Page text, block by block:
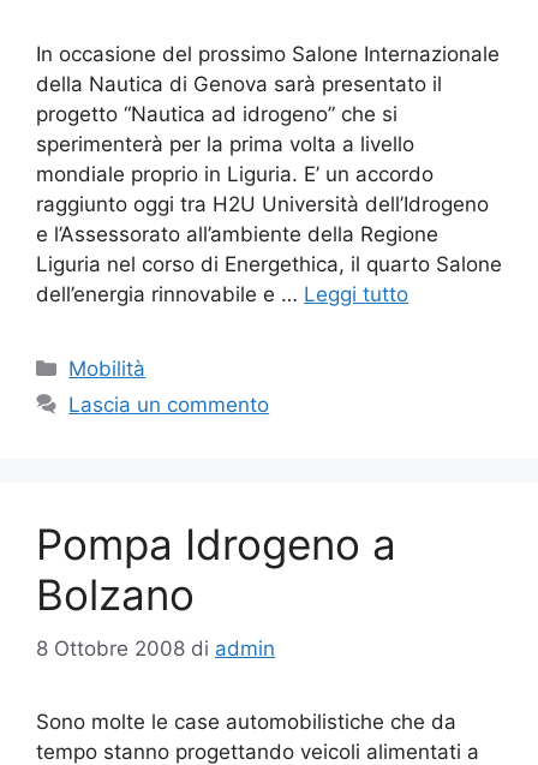
In occasione del prossimo Salone Internazionale
della Nautica di Genova sarà presentato il
progetto “Nautica ad idrogeno” che si
sperimenterà per la prima volta a livello
mondiale proprio in Liguria. E’ un accordo
raggiunto oggi tra H2U Università dell’Idrogeno
e l’Assessorato all’ambiente della Regione
Liguria nel corso di Energethica, il quarto Salone
dell’energia rinnovabile e … Leggi tutto
Categorie
Mobilità
Lascia un commento
Pompa Idrogeno a
Bolzano
8 Ottobre 2008 di admin
Sono molte le case automobilistiche che da
tempo stanno progettando veicoli alimentati a